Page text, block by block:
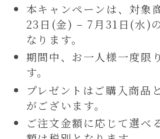
本キャンペーンは、対象
23日(金) – 7月31日(水)
なります。
期間中、お一人様一度限
す。
プレゼントはご購入商品
がございます。
ご注文金額に応じて選べ